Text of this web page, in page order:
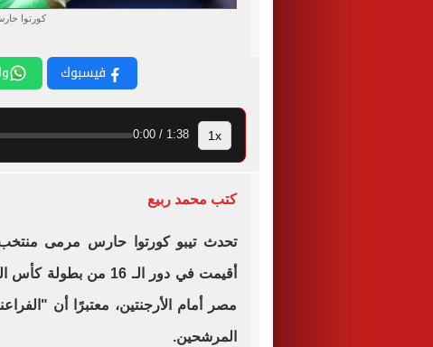
كورتوا
فيسبوك
1:38 / 0:00 1x
كتب محمد ربيع
تحدث تيبو كورتوا حارس مرمى منتخب
مصر أمام الأرجنتين، معتبرًا أن
المرشحين.